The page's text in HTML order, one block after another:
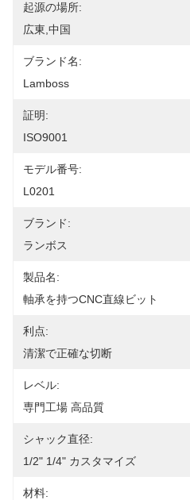
起源の場所:
広東,中国
ブランド名:
Lamboss
証明:
ISO9001
モデル番号:
L0201
ブランド:
ランボス
製品名:
軸承を持つCNC直線ビット
利点:
清潔で正確な切断
レベル:
専門工場 高品質
シャック直径:
1/2" 1/4" カスタマイズ
材料: